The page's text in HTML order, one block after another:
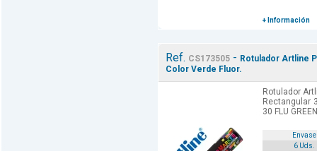
+ Información
Ref. CS173505- Rotulador Artline
Color Verde Fluor.
Rotulador
Rectangular
30 FLU
Envase
6 Uds.